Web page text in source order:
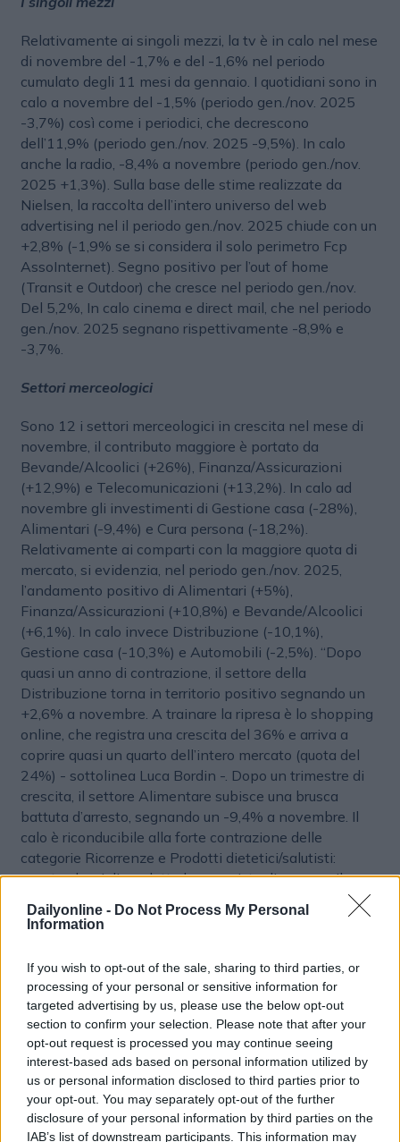
Dailyonline - Do Not Process My Personal
Information
If you wish to opt-out of the sale, sharing to third parties, or
processing of your personal or sensitive information for
targeted advertising by us, please use the below opt-out
section to confirm your selection. Please note that after your
opt-out request is processed you may continue seeing
interest-based ads based on personal information utilized by
us or personal information disclosed to third parties prior to
your opt-out. You may separately opt-out of the further
disclosure of your personal information by third parties on the
IAB’s list of downstream participants. This information may
Relativamente ai singoli mezzi, la tv è in calo nel mese
di novembre del -1,7% e del -1,6% nel periodo
cumulato degli 11 mesi da gennaio. I quotidiani sono in
calo a novembre del -1,5% (periodo gen./nov. 2025
-3,7%) così come i periodici, che decrescono
dell’11,9% (periodo gen./nov. 2025 -9,5%). In calo
anche la radio, -8,4% a novembre (periodo gen./nov.
2025 +1,3%). Sulla base delle stime realizzate da
Nielsen, la raccolta dell’intero universo del web
advertising nel il periodo gen./nov. 2025 chiude con un
+2,8% (-1,9% se si considera il solo perimetro Fcp
AssoInternet). Segno positivo per l’out of home
(Transit e Outdoor) che cresce nel periodo gen./nov.
Del 5,2%, In calo cinema e direct mail, che nel periodo
gen./nov. 2025 segnano rispettivamente -8,9% e
-3,7%.
Settori merceologici
Sono 12 i settori merceologici in crescita nel mese di
novembre, il contributo maggiore è portato da
Bevande/Alcoolici (+26%), Finanza/Assicurazioni
(+12,9%) e Telecomunicazioni (+13,2%). In calo ad
novembre gli investimenti di Gestione casa (-28%),
Alimentari (-9,4%) e Cura persona (-18,2%).
Relativamente ai comparti con la maggiore quota di
mercato, si evidenzia, nel periodo gen./nov. 2025,
l’andamento positivo di Alimentari (+5%),
Finanza/Assicurazioni (+10,8%) e Bevande/Alcoolici
(+6,1%). In calo invece Distribuzione (-10,1%),
Gestione casa (-10,3%) e Automobili (-2,5%). “Dopo
quasi un anno di contrazione, il settore della
Distribuzione torna in territorio positivo segnando un
+2,6% a novembre. A trainare la ripresa è lo shopping
online, che registra una crescita del 36% e arriva a
coprire quasi un quarto dell’intero mercato (quota del
24%) - sottolinea Luca Bordin -. Dopo un trimestre di
crescita, il settore Alimentare subisce una brusca
battuta d’arresto, segnando un -9,4% a novembre. Il
calo è riconducibile alla forte contrazione delle
categorie Ricorrenze e Prodotti dietetici/salutisti:
queste classi di prodotto hanno visto dimezzare il
quota di mercato all’interno del settore, scesa dal 12%